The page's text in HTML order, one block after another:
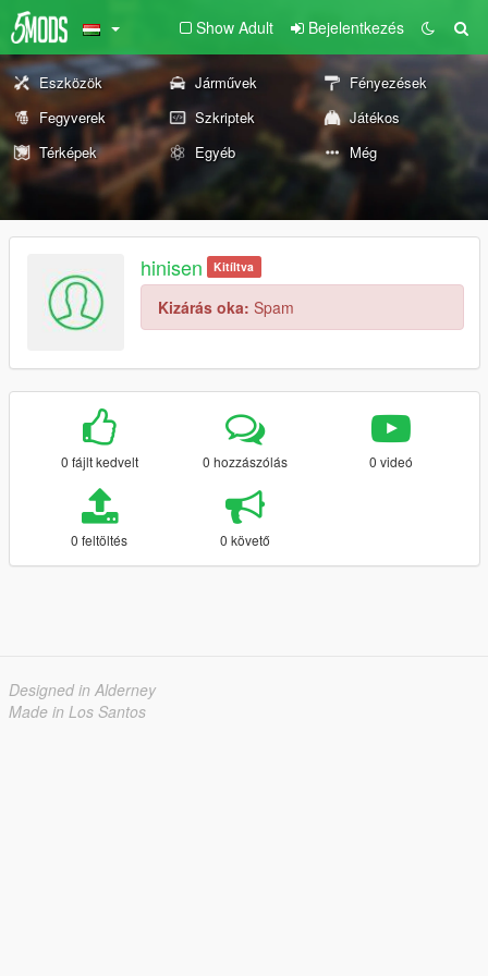
Show Adult Bejelentkezés
Eszközök Járművek
Fényezések
Fegyverek
Szkriptek
Játékos
Térképek
Egyéb Még
hinisen Kitíltva
Kizárás oka: Spam
0 fájlt kedvelt 0 hozzászólás 0 videó
0 feltöltés 0 követő
Designed in Alderney
Made in Los Santos